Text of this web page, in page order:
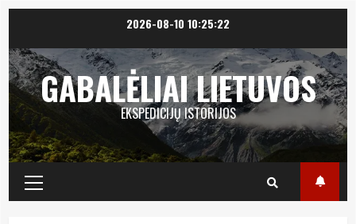
content
2026-08-10 10:25:22
GABALĖLIAI LIETUVOS
EKSPEDICIJŲ ISTORIJOS
Primary
Menu